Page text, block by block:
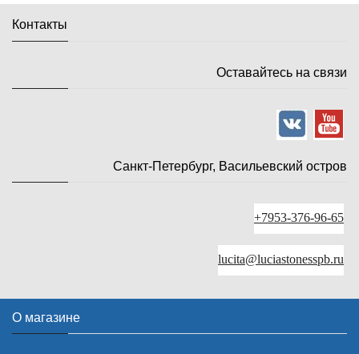
Контакты
Оставайтесь на связи
Санкт-Петербург, Васильевский остров
+7953-376-96-65
lucita@luciastonesspb.ru
О магазине